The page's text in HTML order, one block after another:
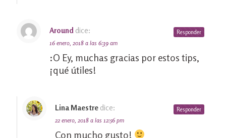
Around dice:
16 enero, 2018 a las 6:39 am
:O Ey, muchas gracias por estos tips,
¡qué útiles!
Responder
Lina Maestre dice:
22 enero, 2018 a las 12:56 pm
Con mucho gusto!
Responder